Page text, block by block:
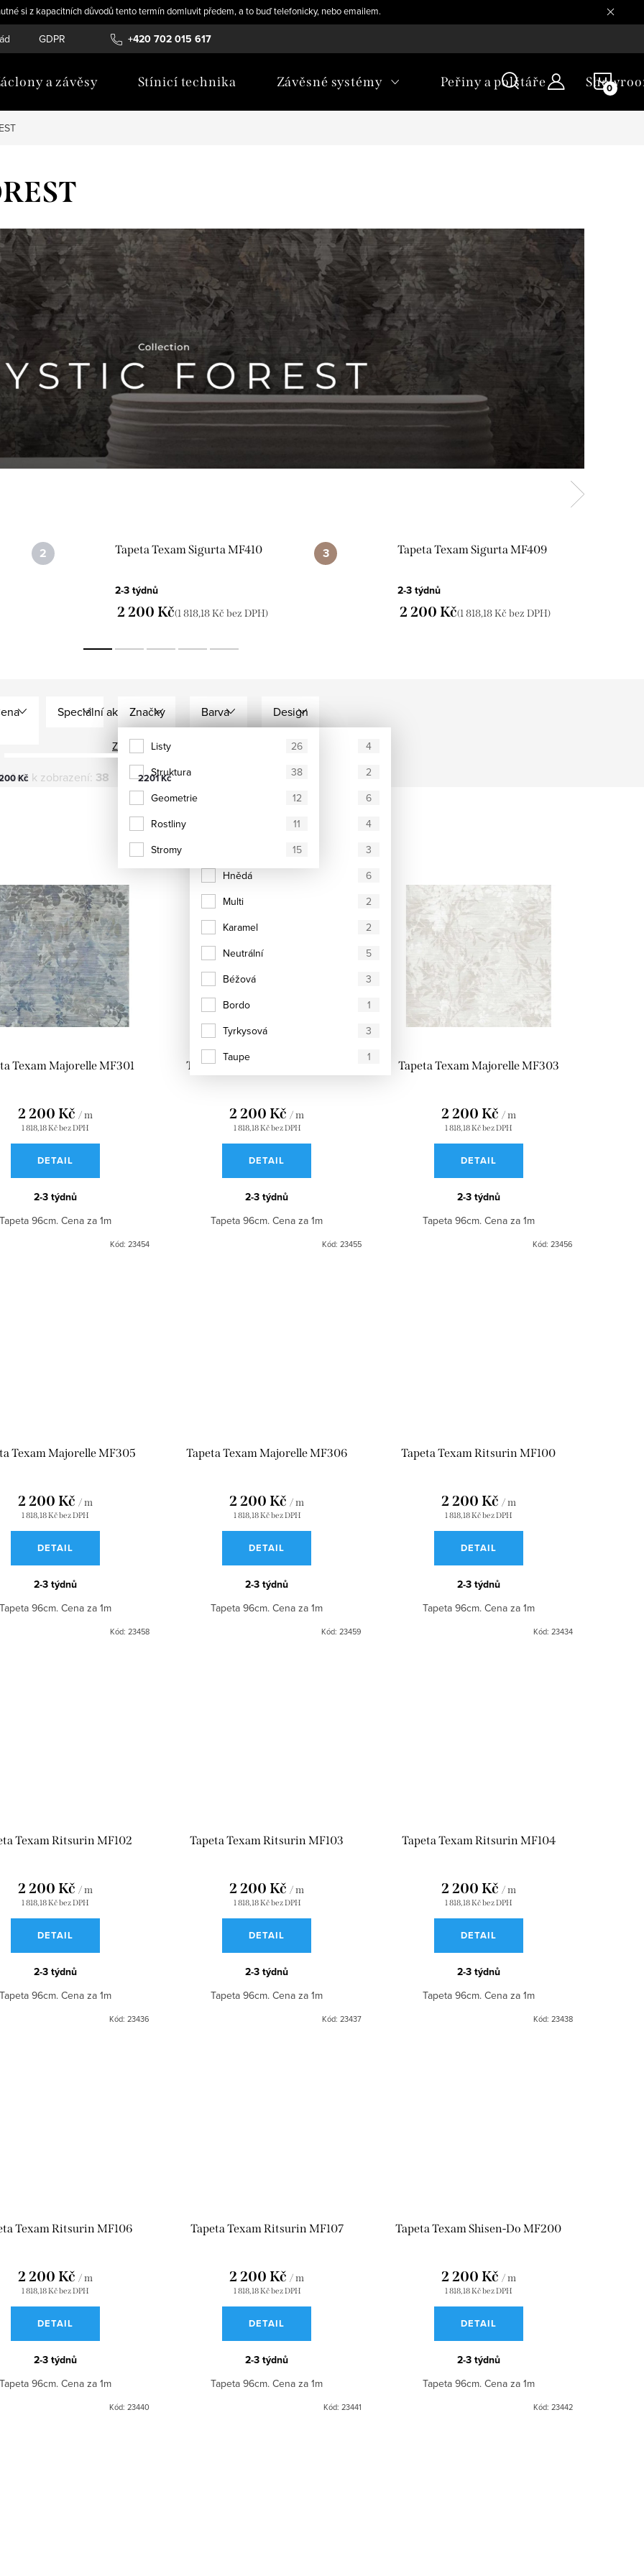
si z kapacitních důvodů tento termín domluvit předem, a to buď telefonicky, nebo emailem.
+420 702 015 617
GDPR Novinky
a závěsy Stínicí technika Závěsné systémy Peřiny a polštáře
Tapeta Texam Sigurta MF410
2-3 týdnů
2 200 Kč(1 818,18 Kč bez DPH)
Tapeta Texam Sigurta MF409
2-3 týdnů
2 200 Kč(1 818,18 Kč bez DPH)
Kč 2201Kč
Speciální akceZnačky
Texam 38
Barva
4
2
6
4
3
Hnědá
6
Multi
2
Karamel
2
Neutrální
5
Béžová
3
Bordo
1
Tyrkysová
3
Taupe
1
Design
Listy
26
Struktura
38
Geometrie
12
Rostliny
11
Stromy
15
Zobrazit všechny filtry
k zobrazení: 38
Texam Majorelle MF301
1 818,18 Kč bez DPH
2 200 Kč / m
DETAIL
2-3 týdnů
Tapeta 96cm. Cena za 1m
Kód: 23454
Tapeta Texam Majorelle MF302
1 818,18 Kč bez DPH
2 200 Kč / m
DETAIL
2-3 týdnů
Tapeta 96cm. Cena za 1m
Kód: 23455
Tapeta Texam Majorelle MF303
1 818,18 Kč bez DPH
2 200 Kč / m
DETAIL
2-3 týdnů
Tapeta 96cm. Cena za 1m
Kód: 23456
Texam Majorelle MF305
1 818,18 Kč bez DPH
2 200 Kč / m
DETAIL
2-3 týdnů
Tapeta 96cm. Cena za 1m
Kód: 23458
Tapeta Texam Majorelle MF306
1 818,18 Kč bez DPH
2 200 Kč/ m
DETAIL
2-3 týdnů
Tapeta 96cm. Cena za 1m
Kód: 23459
Tapeta Texam Ritsurin MF100
1 818,18 Kč bez DPH
2 200 Kč / m
DETAIL
2-3 týdnů
Tapeta 96cm. Cena za 1m
Kód: 23434
Texam Ritsurin MF102
1 818,18 Kč bez DPH
2 200 Kč / m
DETAIL
2-3 týdnů
Tapeta 96cm. Cena za 1m
Kód: 23436
Tapeta Texam Ritsurin MF103
1 818,18 Kč bez DPH
2 200 Kč/ m
DETAIL
2-3 týdnů
Tapeta 96cm. Cena za 1m
Kód: 23437
Tapeta Texam Ritsurin MF104
1 818,18 Kč bez DPH
2 200 Kč / m
DETAIL
2-3 týdnů
Tapeta 96cm. Cena za 1m
Kód: 23438
Texam Ritsurin MF106
1 818,18 Kč bez DPH
2 200 Kč / m
DETAIL
2-3 týdnů
Tapeta 96cm. Cena za 1m
Kód: 23440
Tapeta Texam Ritsurin MF107
1 818,18 Kč bez DPH
2 200 Kč / m
DETAIL
2-3 týdnů
Tapeta 96cm. Cena za 1m
Kód: 23441
Tapeta Texam Shisen-Do MF200
1 818,18 Kč bez DPH
2 200 Kč / m
DETAIL
2-3 týdnů
Tapeta 96cm. Cena za 1m
Kód: 23442